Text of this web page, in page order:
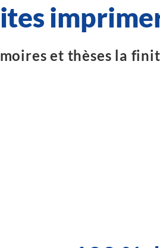
et thèses la